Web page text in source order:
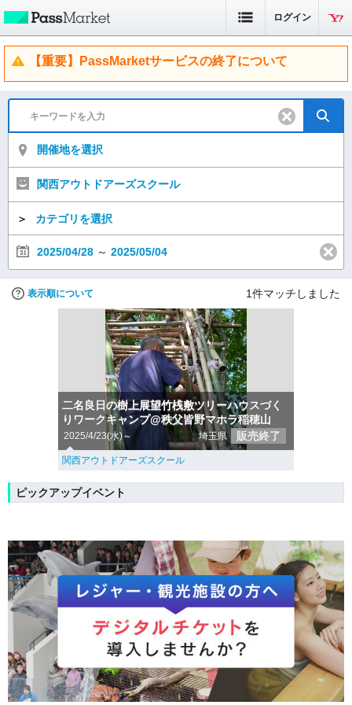
ログイン
【重要】PassMarketサービスの終了について
開催地を選択
関西アウトドアーズスクール
＞ カテゴリを選択
2025/04/28 ～ 2025/05/04
表示順について 1件マッチしました
二名良日の樹上展望竹桟敷ツリーハウスづく
りワークキャンプ@秩父皆野マホラ稲穂山
2025/4/23(水)～ 埼玉県 販売終了
関西アウトドアーズスクール
ピックアップイベント